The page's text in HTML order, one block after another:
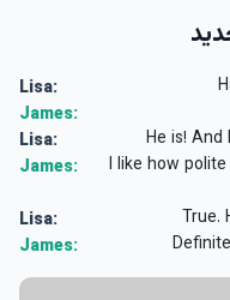
Lisa:
James:
Lisa: He is! And
James:
I like how
Lisa: True.
James: